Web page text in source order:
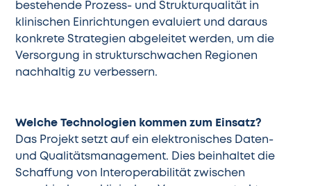
bestehende Prozess- und Strukturqualität in
klinischen Einrichtungen evaluiert und daraus
konkrete Strategien abgeleitet werden, um die
Versorgung in strukturschwachen Regionen
nachhaltig zu verbessern.
Welche Technologien kommen zum Einsatz?
Das Projekt setzt auf ein elektronisches Daten-
und Qualitätsmanagement. Dies beinhaltet die
Schaffung von Interoperabilität zwischen